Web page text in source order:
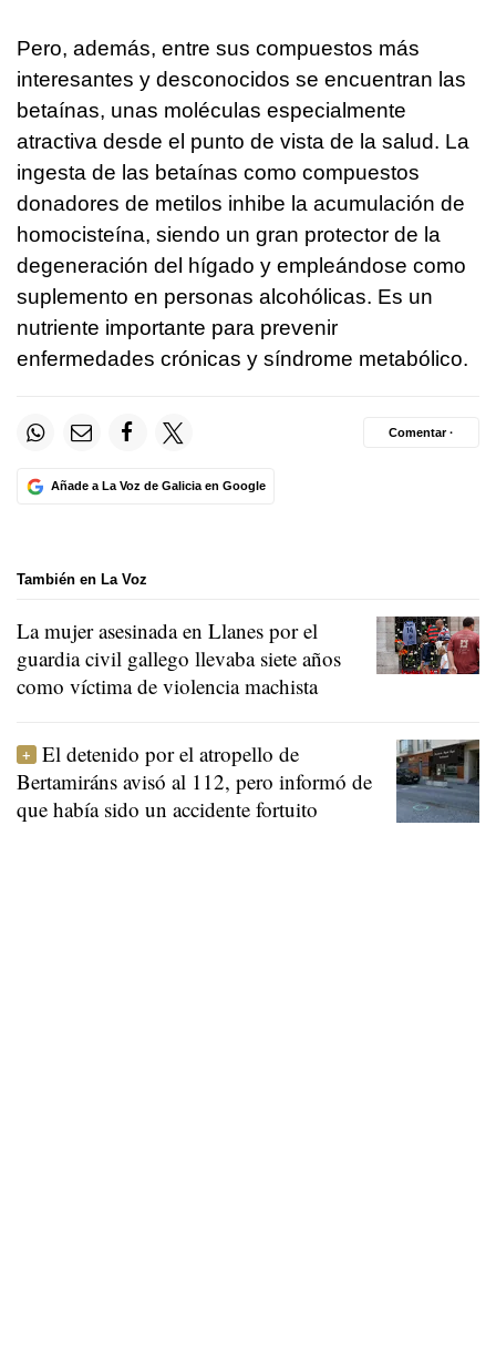
Pero, además, entre sus compuestos más
interesantes y desconocidos se encuentran las
betaínas, unas moléculas especialmente
atractiva desde el punto de vista de la salud. La
ingesta de las betaínas como compuestos
donadores de metilos inhibe la acumulación de
homocisteína, siendo un gran protector de la
degeneración del hígado y empleándose como
suplemento en personas alcohólicas. Es un
nutriente importante para prevenir
enfermedades crónicas y síndrome metabólico.
Añade a La Voz de Galicia en Google
Comentar ·
También en La Voz
La mujer asesinada en Llanes por el
guardia civil gallego llevaba siete años
como víctima de violencia machista
El detenido por el atropello de
Bertamiráns avisó al 112, pero informó de
que había sido un accidente fortuito